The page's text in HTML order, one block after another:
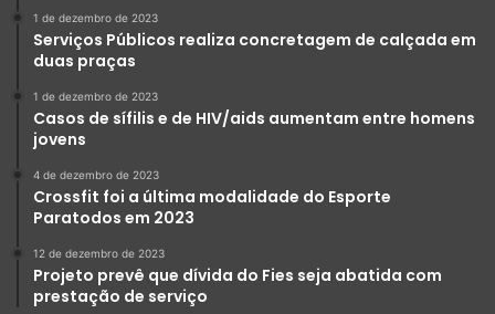
1 de dezembro de 2023
Serviços Públicos realiza concretagem de calçada em
duas praças
1 de dezembro de 2023
Casos de sífilis e de HIV/aids aumentam entre homens
jovens
4 de dezembro de 2023
Crossfit foi a última modalidade do Esporte
Paratodos em 2023
12 de dezembro de 2023
Projeto prevê que dívida do Fies seja abatida com
prestação de serviço